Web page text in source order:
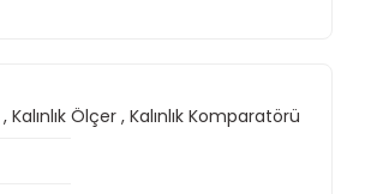
,Kalınlık Ölçer ,Kalınlık Komparatörü